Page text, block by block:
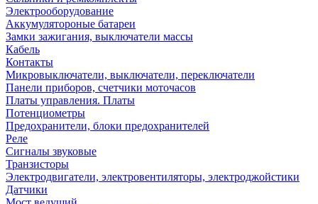
Электрооборудование
Аккумулятороные батареи
Замки зажигания, выключатели массы
Кабель
Контакты
Микровыключатели, выключатели, переключатели
Панели приборов, счетчики моточасов
Платы управления. Платы
Потенциометры
Предохранители, блоки предохранителей
Реле
Сигналы звуковые
Транзисторы
Электродвигатели, электровентиляторы, электроджойстики
Датчики